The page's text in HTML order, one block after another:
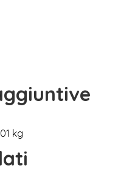
01 kg